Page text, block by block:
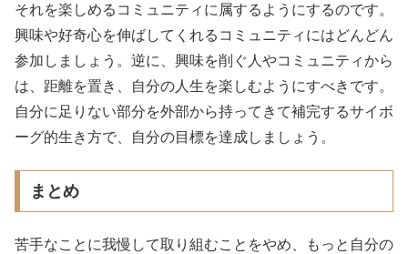
それを楽しめるコミュニティに属するようにするのです。
興味や好奇心を伸ばしてくれるコミュニティにはどんどん
参加しましょう。逆に、興味を削ぐ人やコミュニティから
は、距離を置き、自分の人生を楽しむようにすべきです。
自分に足りない部分を外部から持ってきて補完するサイボ
ーグ的生き方で、自分の目標を達成しましょう。
まとめ
苦手なことに我慢して取り組むことをやめ、もっと自分の